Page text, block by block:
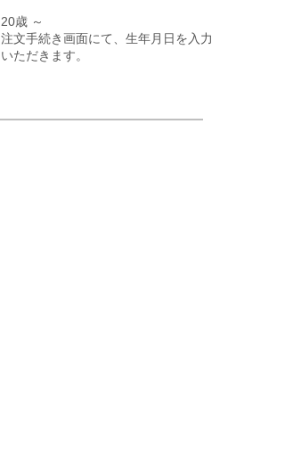
20歳 ～
注文手続き画面にて、生年月日を入力
いただきます。